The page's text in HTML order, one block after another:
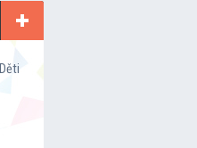
Děti